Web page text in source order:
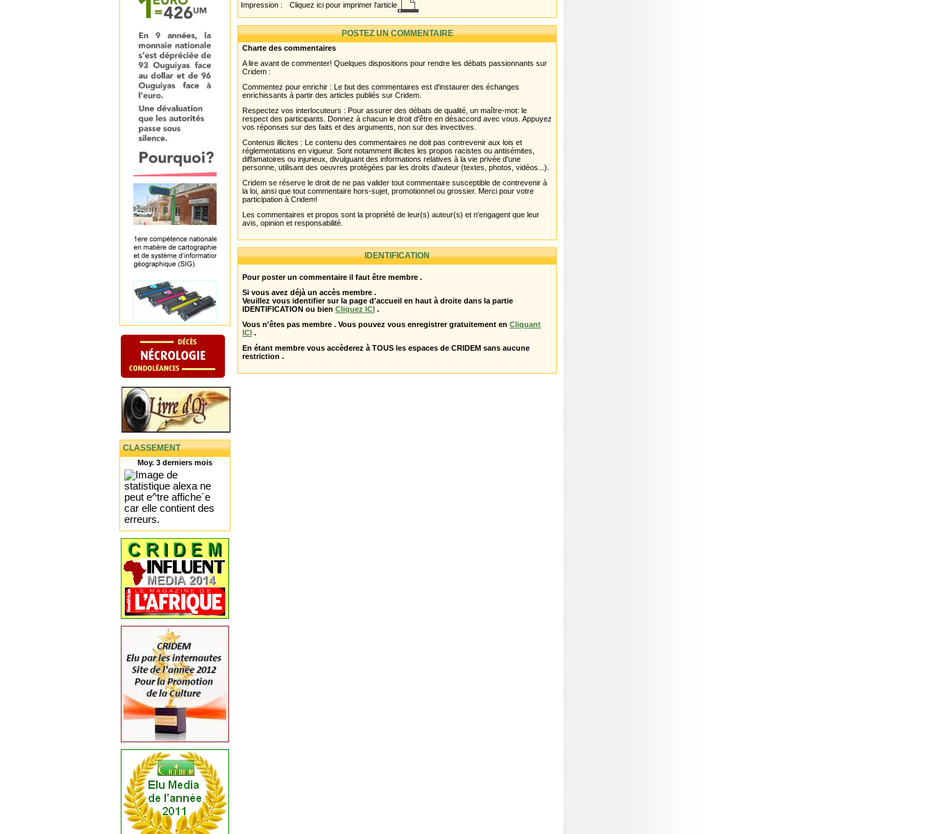
CLASSEMENT
Moy. 3 derniers mois
Impression : Cliquez ici pour imprimer l'article
POSTEZ UN COMMENTAIRE
Charte des commentaires
A lire avant de commenter! Quelques dispositions pour rendre les débats passionnants sur
Cridem :
Commentez pour enrichir : Le but des commentaires est d'instaurer des échanges
enrichissants à partir des articles publiés sur Cridem.
Respectez vos interlocuteurs : Pour assurer des débats de qualité, un maître-mot: le
respect des participants. Donnez à chacun le droit d'être en désaccord avec vous. Appuyez
vos réponses sur des faits et des arguments, non sur des invectives.
Contenus illicites : Le contenu des commentaires ne doit pas contrevenir aux lois et
réglementations en vigueur. Sont notamment illicites les propos racistes ou antisémites,
diffamatoires ou injurieux, divulguant des informations relatives à la vie privée d'une
personne, utilisant des oeuvres protégées par les droits d'auteur (textes, photos, vidéos...).
Cridem se réserve le droit de ne pas valider tout commentaire susceptible de contrevenir à
la loi, ainsi que tout commentaire hors-sujet, promotionnel ou grossier. Merci pour votre
participation à Cridem!
Les commentaires et propos sont la propriété de leur(s) auteur(s) et n'engagent que leur
avis, opinion et responsabilité.
IDENTIFICATION
Pour poster un commentaire il faut être membre .
Si vous avez déjà un accès membre .
Veuillez vous identifier sur la page d'accueil en haut à droite dans la partie
IDENTIFICATION ou bien Cliquez ICI .
Vous n'êtes pas membre . Vous pouvez vous enregistrer gratuitement en Cliquant
ICI .
En étant membre vous accèderez à TOUS les espaces de CRIDEM sans aucune
restriction .